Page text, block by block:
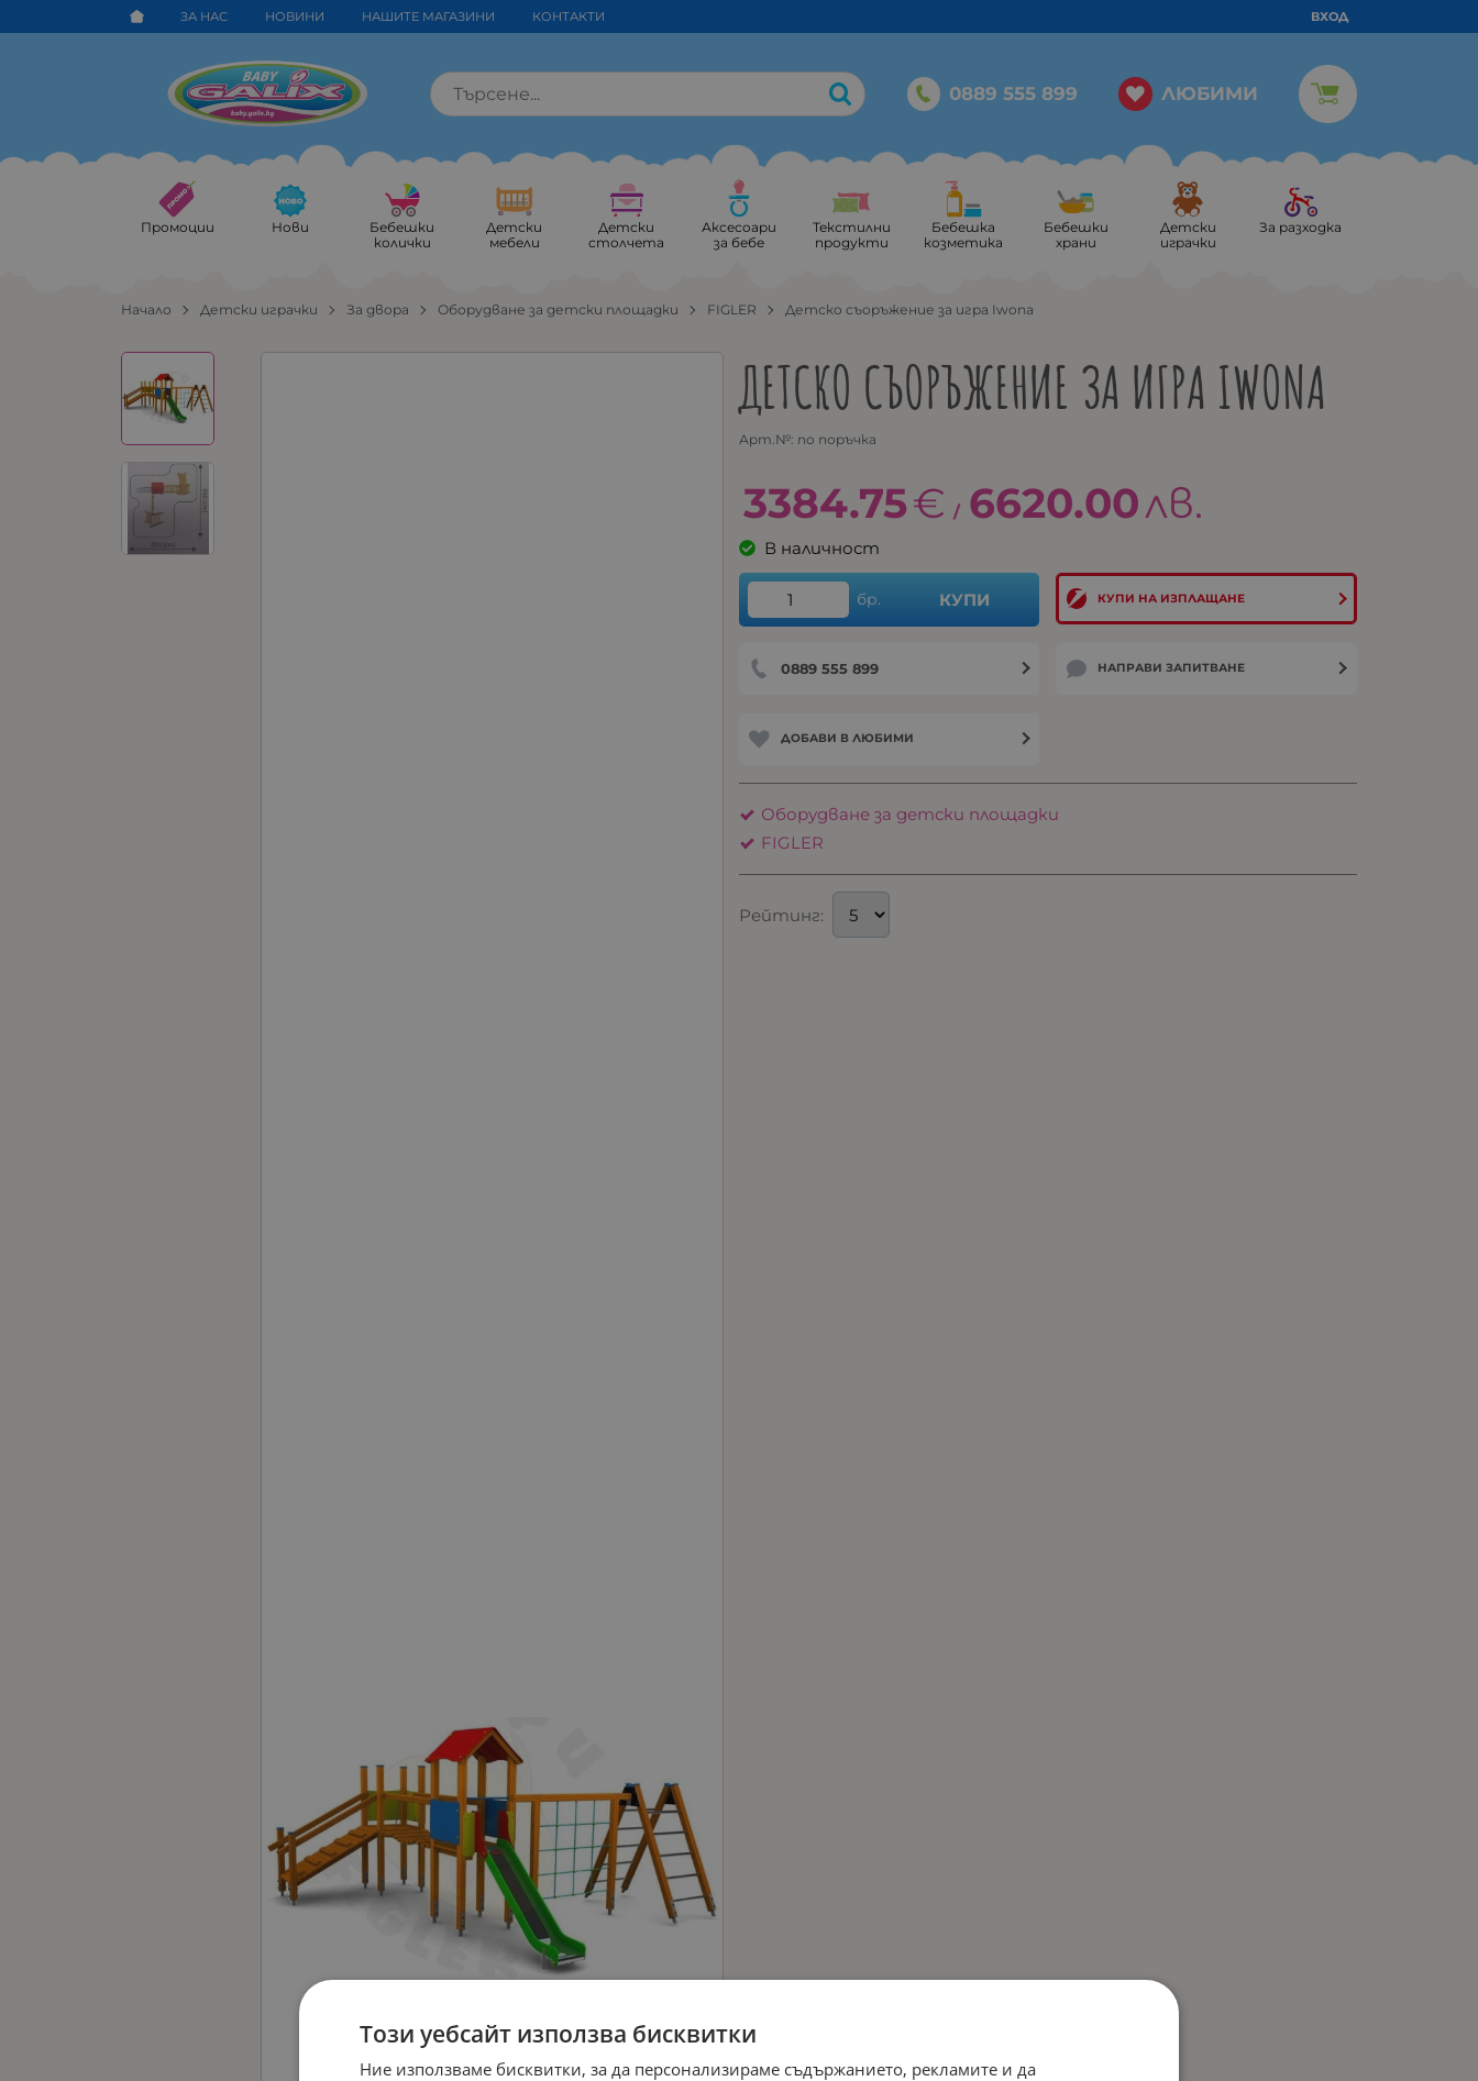
ЗА НАС НОВИНИ НАШИТЕ МАГАЗИНИ КОНТАКТИ ВХОД
0889 555 899 ЛЮБИМИ
Промоции Нови
Бебешки
колички
Детски
мебели
Детски
столчета
Аксесоари
за бебе
Текстилни
продукти
Бебешка
козметика
Бебешки
храни
Детски
играчки
За разходка
Начало Детски играчки За двора Оборудване за детски площадки FIGLER Детско съоръжение за игра Iwona
ДЕТСКО СЪОРЪЖЕНИЕ ЗА ИГРА IWONA
Арт.№: по поръчка
3384.75€ / 6620.00лв.
В наличност
бр. КУПИ КУПИ НА ИЗПЛАЩАНЕ
0889 555 899 НАПРАВИ ЗАПИТВАНЕ
ДОБАВИ В ЛЮБИМИ
Оборудване за детски площадки
FIGLER
Рейтинг:
Този уебсайт използва бисквитки
Ние използваме бисквитки, за да персонализираме съдържанието, рекламите и да